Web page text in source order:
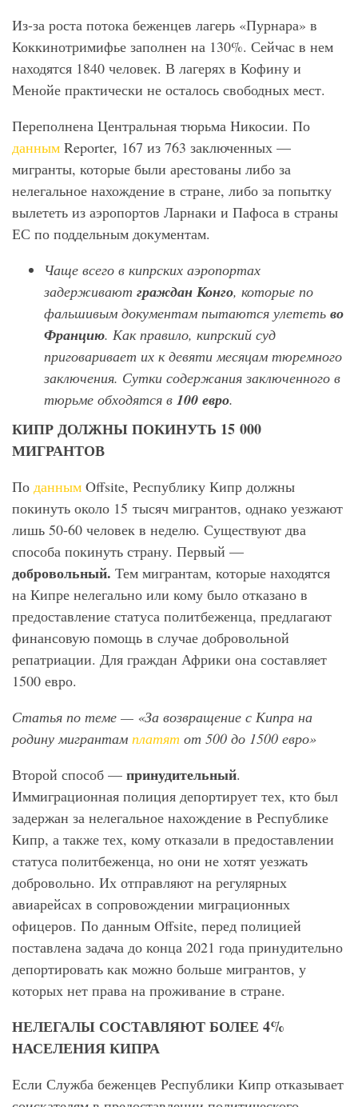
Из-за роста потока беженцев лагерь «Пурнара» в
Коккинотримифье заполнен на 130%. Сейчас в нем
находятся 1840 человек. В лагерях в Кофину и
Менойе практически не осталось свободных мест.
Переполнена Центральная тюрьма Никосии. По
данным Reporter, 167 из 763 заключенных —
мигранты, которые были арестованы либо за
нелегальное нахождение в стране, либо за попытку
вылететь из аэропортов Ларнаки и Пафоса в страны
ЕС по поддельным документам.
Чаще всего в кипрских аэропортах
задерживают граждан Конго, которые по
фальшивым документам пытаются улететь во
Францию. Как правило, кипрский суд
приговаривает их к девяти месяцам тюремного
заключения. Сутки содержания заключенного в
тюрьме обходятся в 100 евро.
КИПР ДОЛЖНЫ ПОКИНУТЬ 15 000
МИГРАНТОВ
По данным Offsite, Республику Кипр должны
покинуть около 15 тысяч мигрантов, однако уезжают
лишь 50-60 человек в неделю. Существуют два
способа покинуть страну. Первый —
добровольный. Тем мигрантам, которые находятся
на Кипре нелегально или кому было отказано в
предоставление статуса политбеженца, предлагают
финансовую помощь в случае добровольной
репатриации. Для граждан Африки она составляет
1500 евро.
Статья по теме — «За возвращение с Кипра на
родину мигрантам платят от 500 до 1500 евро»
Второй способ — принудительный.
Иммиграционная полиция депортирует тех, кто был
задержан за нелегальное нахождение в Республике
Кипр, а также тех, кому отказали в предоставлении
статуса политбеженца, но они не хотят уезжать
добровольно. Их отправляют на регулярных
авиарейсах в сопровождении миграционных
офицеров. По данным Offsite, перед полицией
поставлена задача до конца 2021 года принудительно
депортировать как можно больше мигрантов, у
которых нет права на проживание в стране.
НЕЛЕГАЛЫ СОСТАВЛЯЮТ БОЛЕЕ 4%
НАСЕЛЕНИЯ КИПРА
Если Служба беженцев Республики Кипр отказывает